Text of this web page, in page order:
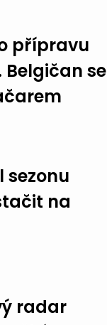
přípravu
Belgičan se
sezonu
na
radar